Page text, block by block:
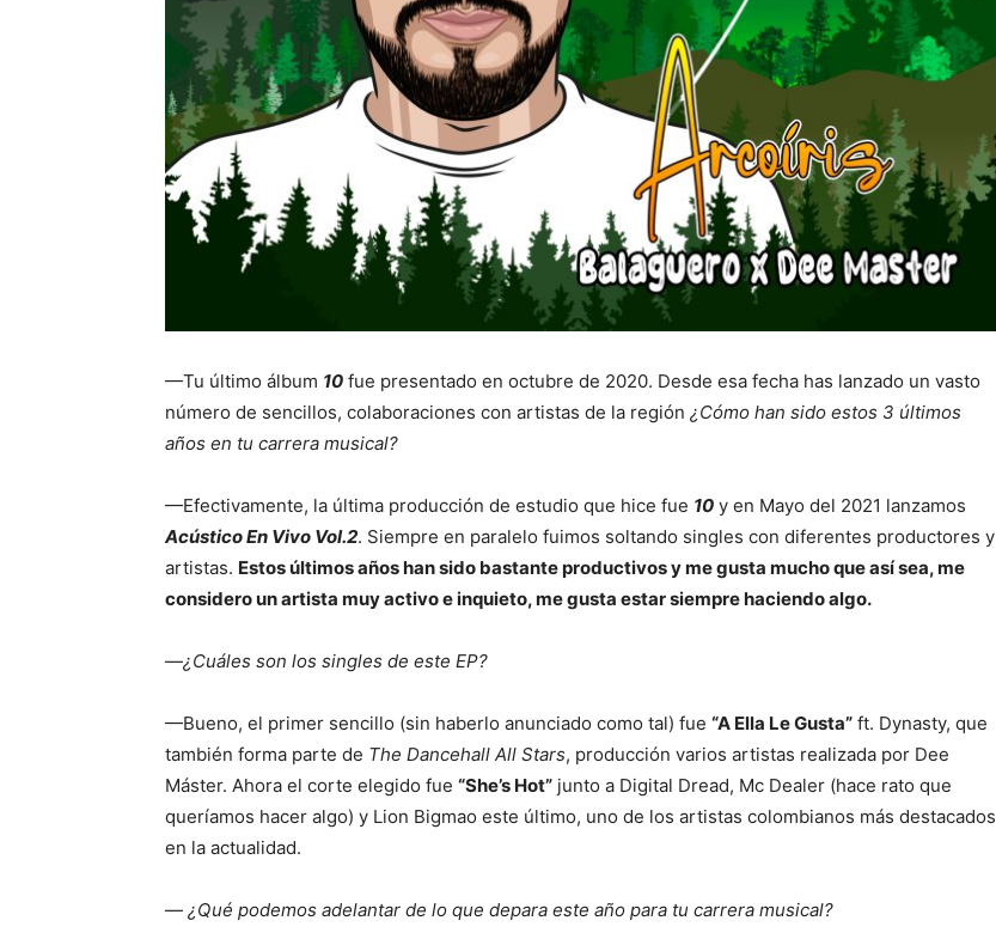
—Tu último álbum 10 fue presentado en octubre de 2020. Desde esa fecha has lanzado un vasto
número de sencillos, colaboraciones con artistas de la región ¿Cómo han sido estos 3 últimos
años en tu carrera musical?
—Efectivamente, la última producción de estudio que hice fue 10 y en Mayo del 2021 lanzamos
Acústico En Vivo Vol.2. Siempre en paralelo fuimos soltando singles con diferentes productores y
artistas. Estos últimos años han sido bastante productivos y me gusta mucho que así sea, me
considero un artista muy activo e inquieto, me gusta estar siempre haciendo algo.
—¿Cuáles son los singles de este EP?
—Bueno, el primer sencillo (sin haberlo anunciado como tal) fue “A Ella Le Gusta” ft. Dynasty, que
también forma parte de The Dancehall All Stars, producción varios artistas realizada por Dee
Máster. Ahora el corte elegido fue “She’s Hot” junto a Digital Dread, Mc Dealer (hace rato que
queríamos hacer algo) y Lion Bigmao este último, uno de los artistas colombianos más destacados
en la actualidad.
— ¿Qué podemos adelantar de lo que depara este año para tu carrera musical?